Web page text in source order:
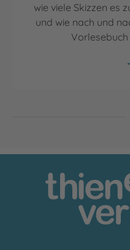
wie viele Skizzen es
und wie nach und